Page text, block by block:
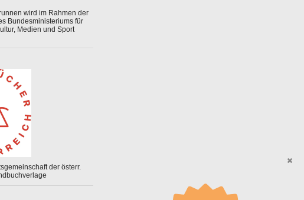
wird im Rahmen der
Bundesministeriums für
Medien und Sport
der österr.